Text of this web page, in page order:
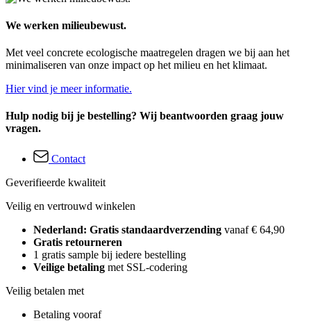
We werken milieubewust.
Met veel concrete ecologische maatregelen dragen we bij aan het
minimaliseren van onze impact op het milieu en het klimaat.
Hier vind je meer informatie.
Hulp nodig bij je bestelling? Wij beantwoorden graag jouw
vragen.
Contact
Geverifieerde kwaliteit
Veilig en vertrouwd winkelen
Nederland: Gratis standaardverzending vanaf € 64,90
Gratis retourneren
1 gratis sample bij iedere bestelling
Veilige betaling met SSL-codering
Veilig betalen met
Betaling vooraf